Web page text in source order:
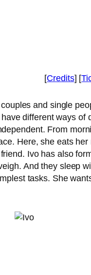
[Credits] [
and sin­gle
dif­fe­rent ways of
From
Here, she eats
Ivo has also
And they sleep
tasks. She